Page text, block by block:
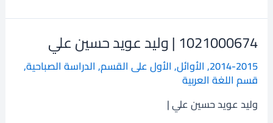
1021000674 | وليد عويد حسين علي
2014-2015
, الأوائل, الأول على القسم, الدراسة الصباحية,
قسم اللغة العربية
وليد عويد حسين علي |
1021000674
وليد
عويد
حسين
علي